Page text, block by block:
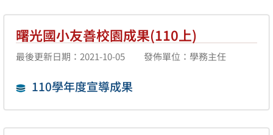
曙光國小友善校園成果(110上)
最後更新日期：2021-10-05 發佈單位：學務主任
110學年度宣導成果